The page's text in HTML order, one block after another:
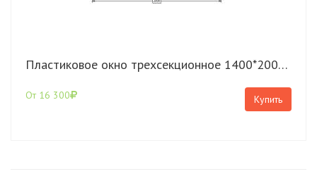
Пластиковое окно трехсекционное 1400*2000 Rehau Grazio с поворотно откидной створкой
От 16 300 Купить